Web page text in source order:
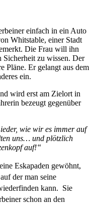
einfach in ein Auto
Whitstable, einer Stadt
Die Frau will ihn
Sicherheit zu wissen. Der
Pläne. Er gelangt aus dem
ein.
wird erst am Zielort in
bezeugt gegenüber
wie wir es immer auf
uns… und plötzlich
auf!‟
Eskapaden gewöhnt,
der man seine
kann. Sie
schon an den